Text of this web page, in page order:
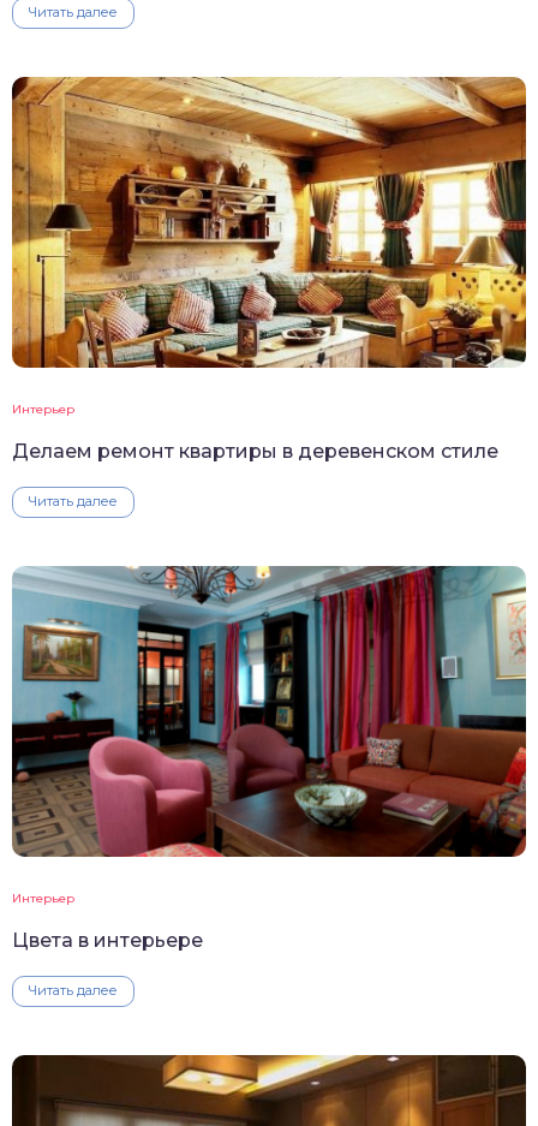
Читать далее
Интерьер
Делаем ремонт квартиры в деревенском стиле
Читать далее
Интерьер
Цвета в интерьере
Читать далее